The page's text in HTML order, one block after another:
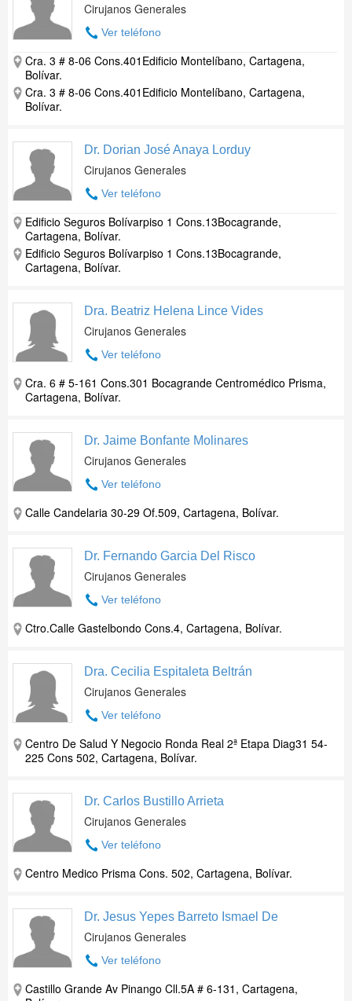
Cirujanos Generales
Ver teléfono
Cra. 3 # 8-06 Cons.401Edificio Montelíbano, Cartagena,
Bolívar.
Cra. 3 # 8-06 Cons.401Edificio Montelíbano, Cartagena,
Bolívar.
Dr. Dorian José Anaya Lorduy
Cirujanos Generales
Ver teléfono
Edificio Seguros Bolívarpiso 1 Cons.13Bocagrande,
Cartagena, Bolívar.
Edificio Seguros Bolívarpiso 1 Cons.13Bocagrande,
Cartagena, Bolívar.
Dra. Beatriz Helena Lince Vides
Cirujanos Generales
Ver teléfono
Cra. 6 # 5-161 Cons.301 Bocagrande Centromédico Prisma,
Cartagena, Bolívar.
Dr. Jaime Bonfante Molinares
Cirujanos Generales
Ver teléfono
Calle Candelaria 30-29 Of.509, Cartagena, Bolívar.
Dr. Fernando Garcia Del Risco
Cirujanos Generales
Ver teléfono
Ctro.Calle Gastelbondo Cons.4, Cartagena, Bolívar.
Dra. Cecilia Espitaleta Beltrán
Cirujanos Generales
Ver teléfono
Centro De Salud Y Negocio Ronda Real 2ª Etapa Diag31 54-
225 Cons 502, Cartagena, Bolívar.
Dr. Carlos Bustillo Arrieta
Cirujanos Generales
Ver teléfono
Centro Medico Prisma Cons. 502, Cartagena, Bolívar.
Dr. Jesus Yepes Barreto Ismael De
Cirujanos Generales
Ver teléfono
Castillo Grande Av Pinango Cll.5A # 6-131, Cartagena,